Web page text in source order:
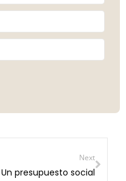
Next
Un presupuesto social